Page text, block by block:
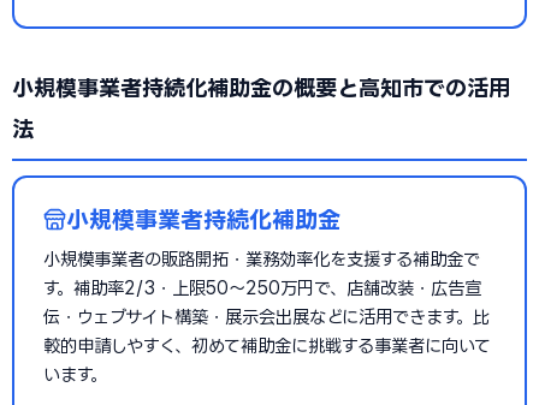
小規模事業者持続化補助金の概要と高知市での活用
法
小規模事業者持続化補助金
小規模事業者の販路開拓・業務効率化を支援する補助金で
す。補助率2/3・上限50〜250万円で、店舗改装・広告宣
伝・ウェブサイト構築・展示会出展などに活用できます。比
較的申請しやすく、初めて補助金に挑戦する事業者に向いて
います。